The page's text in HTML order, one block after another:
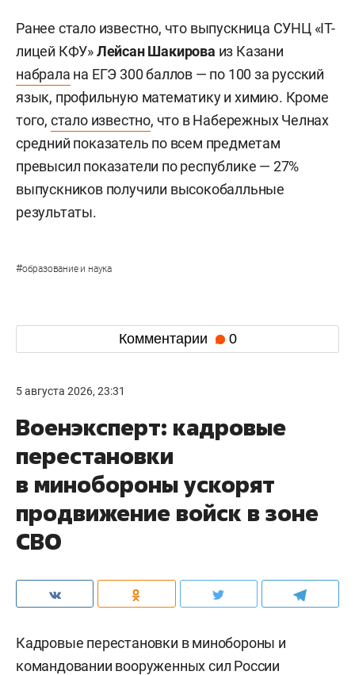
Ранее стало известно, что выпускница СУНЦ «IT-
лицей КФУ»Лейсан Шакирова из Казани
набрала на ЕГЭ 300 баллов — по 100 за русский
язык, профильную математику и химию. Кроме
того, стало известно, что в Набережных Челнах
средний показатель по всем предметам
превысил показатели по республике — 27%
выпускников получили высокобалльные
результаты.
#образование и наука
Комментарии 0
5 августа 2026, 23:31
Военэксперт: кадровые
перестановки
в минобороны ускорят
продвижение войск в зоне
СВО
Кадровые перестановки в минобороны и
командовании вооруженных сил России